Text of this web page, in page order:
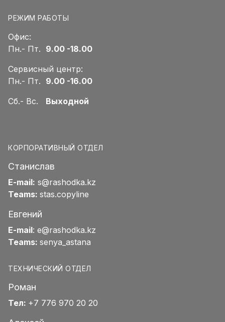
РЕЖИМ РАБОТЫ
Офис:
Пн.- Пт. 9.00 -18.00
Сервисный центр:
Пн.- Пт. 9.00 -16.00
Сб.- Вс. Выходной
КОРПОРАТИВНЫЙ ОТДЕЛ
Станислав
E-mail: s@rashodka.kz
Teams: stas.copyline
Евгений
E-mail: e@rashodka.kz
Teams: senya_astana
ТЕХНИЧЕСКИЙ ОТДЕЛ
Роман
Тел: +7 776 970 20 20